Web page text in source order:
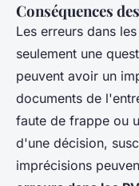
Conséquences
Les erreurs dans
seulement une
peuvent avoir un
documents de
faute de frappe ou
d'une décision,
imprécisions